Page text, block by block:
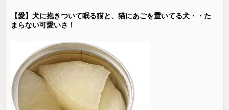
【愛】犬に抱きついて眠る猫と、猫にあごを置いてる犬・・た
まらない可愛いさ！